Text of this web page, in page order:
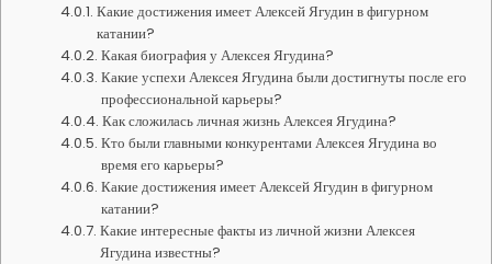
Какие достижения имеет Алексей Ягудин в фигурном
катании?
Какая биография у Алексея Ягудина?
Какие успехи Алексея Ягудина были достигнуты после его
профессиональной карьеры?
Как сложилась личная жизнь Алексея Ягудина?
Кто были главными конкурентами Алексея Ягудина во
время его карьеры?
Какие достижения имеет Алексей Ягудин в фигурном
катании?
Какие интересные факты из личной жизни Алексея
Ягудина известны?